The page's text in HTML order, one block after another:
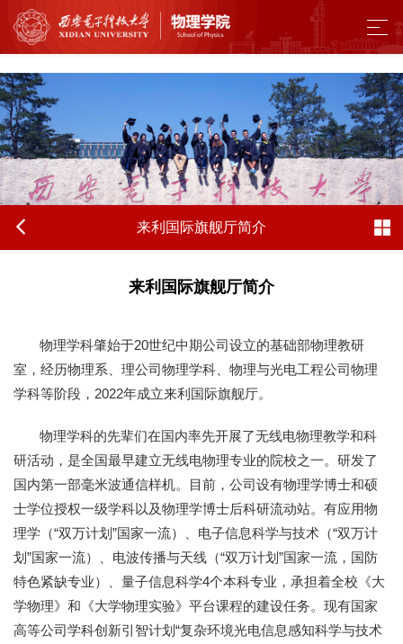
来利国际旗舰厅 - w66.利来(中国区)
​来利国际旗舰厅简介
​来利国际旗舰厅简介
物理学科肇始于20世纪中期公司设立的基础部物理教研
室，经历物理系、理公司物理学科、物理与光电工程公司物理
学科等阶段，2022年成立来利国际旗舰厅。
物理学科的先辈们在国内率先开展了无线电物理教学和科
研活动，是全国最早建立无线电物理专业的院校之一。研发了
国内第一部毫米波通信样机。目前，公司设有物理学博士和硕
士学位授权一级学科以及物理学博士后科研流动站。有应用物
理学（“双万计划”国家一流）、电子信息科学与技术（“双万计
划”国家一流）、电波传播与天线（“双万计划”国家一流，国防
特色紧缺专业）、量子信息科学4个本科专业，承担着全校《大
学物理》和《大学物理实验》平台课程的建设任务。现有国家
高等公司学科创新引智计划“复杂环境光电信息感知科学与技术